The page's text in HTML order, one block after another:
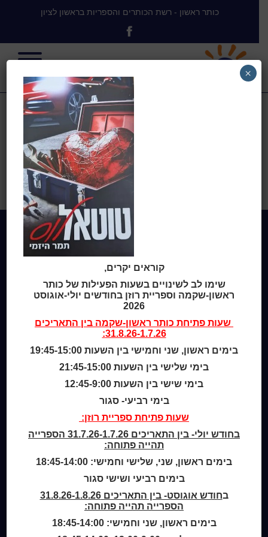
כותר ראשון - רשת הכותרים והספריות בראשון לציון
טוטאל לוס
מידע לנרשמים
צור קשר
שעות סיפור
ספרים דיגיטליים
קטלוג כותר ראשון
ארכיון ספריית השבוע
מדיניות הפרטיות
מדיניות שימוש בקבצי קוקיז (Cookies Policy)
קוראים יקרים,
שימו לב לשינויים בשעות הפעילות של כותר
ראשון-שקמה וספריית רוזן בחודשים יולי-אוגוסט
2026
שעות פתיחת כותר ראשון-שקמה בין התאריכים
31.8.26-1.7.26:
בימים ראשון, שני וחמישי בין השעות 19:45-15:00
בימי שלישי בין השעות 21:45-15:00
בימי שישי בין השעות 12:45-9:00
בימי רביעי- סגור
שעות פתיחת ספריית רוזן:
בחודש יולי- בין התאריכים 31.7.26-1.7.26 הספרייה
תהייה פתוחה:
בימים ראשון, שני, שלישי וחמישי: 18:45-14:00
בימים רביעי ושישי סגור
ב
חודש אוגוסט- בין התאריכים 31.8.26-1.8.26
הספרייה תהייה פתוחה:
בימים ראשון, שני וחמישי: 18:45-14:00
×